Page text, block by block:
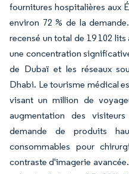
fournitures hospitalières aux
environ 72 % de la
recensé un total de 19 102
une concentration
de Dubaï et les réseaux
Dhabi. Le tourisme médical
visant un million de
augmentation des
demande de produits
consommables pour
contraste d'imagerie